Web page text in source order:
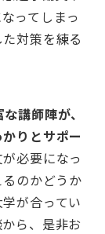
ってしまっ
対策を練る
講師陣が、
りとサポー
必要になっ
のかどうか
が合ってい
ら、是非お